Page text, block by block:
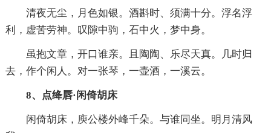
清夜无尘，月色如银。酒斟时、须满十分。浮名浮
利，虚苦劳神。叹隙中驹，石中火，梦中身。
虽抱文章，开口谁亲。且陶陶、乐尽天真。几时归
去，作个闲人。对一张琴，一壶酒，一溪云。
8、点绛唇·闲倚胡床
闲倚胡床，庾公楼外峰千朵。与谁同坐。明月清风